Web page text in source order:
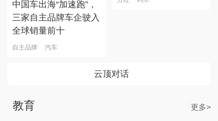
中国车出海“加速跑”，
三家自主品牌车企驶入
全球销量前十
自主品牌 汽车
云顶对话
教育 更多>